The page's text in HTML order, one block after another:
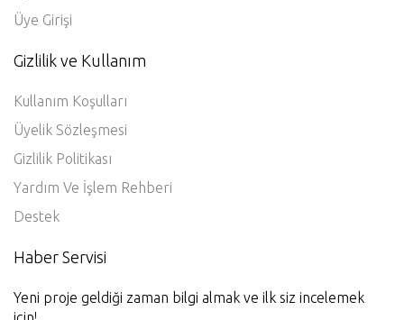
Üye Girişi
Gizlilik ve Kullanım
Kullanım Koşulları
Üyelik Sözleşmesi
Gizlilik Politikası
Yardım Ve İşlem Rehberi
Destek
Haber Servisi
Yeni proje geldiği zaman bilgi almak ve ilk siz incelemek